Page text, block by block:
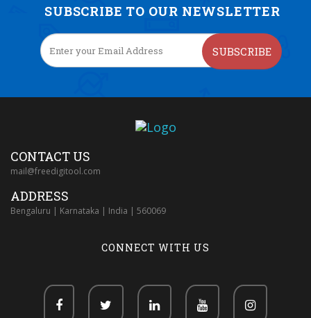
SUBSCRIBE TO OUR NEWSLETTER
SUBSCRIBE
CONTACT US
mail@freedigitool.com
ADDRESS
Bengaluru | Karnataka | India | 560069
CONNECT WITH US